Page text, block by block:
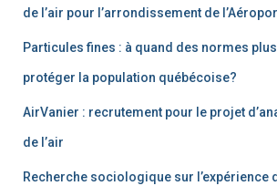
de l’air pour l’arrondissement de
Particules fines : à quand des normes
protéger la population québécoise?
AirVanier : recrutement pour le projet
de l’air
Recherche sociologique sur l’expérience